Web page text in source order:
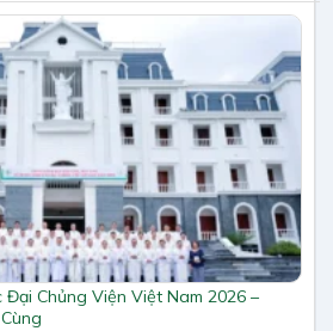
Đại Chủng Viện Việt Nam 2026 –